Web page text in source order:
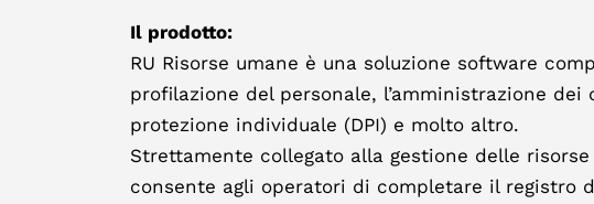
Il prodotto:
RU Risorse umane è una soluzione software
profilazione del personale, l’amministrazione
protezione individuale (DPI) e molto altro.
Strettamente collegato alla gestione delle
consente agli operatori di completare il registro